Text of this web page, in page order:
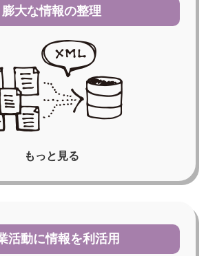
膨大な情報の整理
もっと見る
活動に情報を利活用